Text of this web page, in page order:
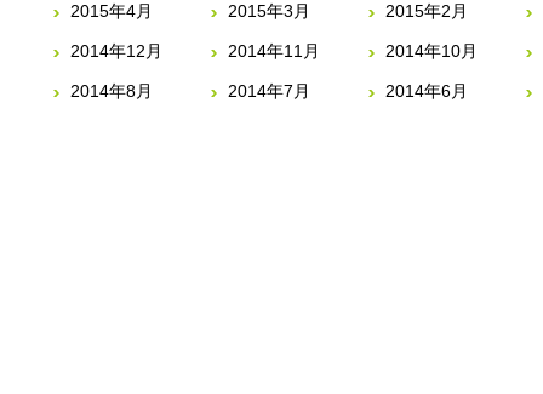
2015年4月 2015年3月 2015年2月
2014年12月 2014年11月 2014年10月
2014年8月 2014年7月 2014年6月